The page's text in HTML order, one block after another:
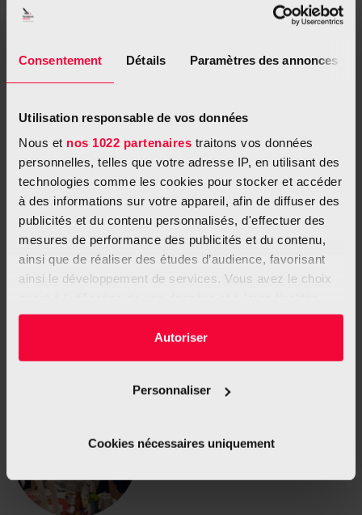
Consentement Détails Paramètres des annonces
Utilisation responsable de vos données
Nous et nos 1022 partenaires traitons vos données
personnelles, telles que votre adresse IP, en utilisant des
technologies comme les cookies pour stocker et accéder
à des informations sur votre appareil, afin de diffuser des
publicités et du contenu personnalisés, d'effectuer des
mesures de performance des publicités et du contenu,
ainsi que de réaliser des études d’audience, favorisant
ainsi le développement de services. Vous avez le choix
Vous pouvez modifier ou retirer votre consentement à
tout moment en consultant la Déclaration relative aux
cookies ou en cliquant sur l'icône de confidentialité.
Si vous le permettez, nous aimerions également :
géographique qui peuvent être précises à plusieurs
pour en relever les caractéristiques spécifiques
Autoriser
Personnaliser
Cookies nécessaires uniquement
Plus du quart (26 %) des habitants du Luxembourg ont fumé en
Actualité
Nouveau sur maviesanstabac.lu : calculez le
temps de vie que vous gagnez en arrêtant de
Arrêter de fumer, c'est bien plus qu’un choix pour votre santé.
C'est aussi une opportunité de récupérer du...